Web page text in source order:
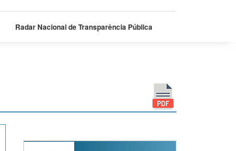
Radar Nacional de Transparência Pública